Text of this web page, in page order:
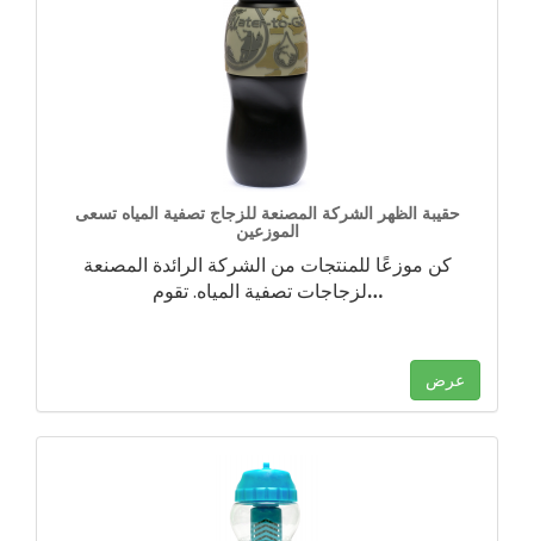
حقيبة الظهر الشركة المصنعة للزجاج تصفية المياه تسعى
الموزعين
كن موزعًا للمنتجات من الشركة الرائدة المصنعة
لزجاجات تصفية المياه. تقوم…
عرض